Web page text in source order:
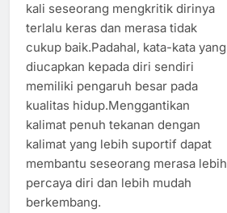
kali seseorang mengkritik dirinya
terlalu keras dan merasa tidak
cukup baik.Padahal, kata-kata yang
diucapkan kepada diri sendiri
memiliki pengaruh besar pada
kualitas hidup.Menggantikan
kalimat penuh tekanan dengan
kalimat yang lebih suportif dapat
membantu seseorang merasa lebih
percaya diri dan lebih mudah
berkembang.